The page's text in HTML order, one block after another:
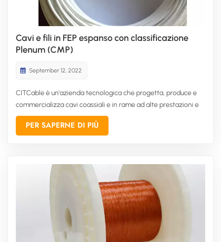
Cavi e fili in FEP espanso con classificazione
Plenum (CMP)
September 12, 2022
CITCable è un'azienda tecnologica che progetta, produce e
commercializza cavi coassiali e in rame ad alte prestazioni e
ad alta velocità di trasmissione dati. Serviamo una vasta
gamma di settori, tra cui calcolo ad alte prestazioni, sistemi di
PER SAPERNE DI PIÙ